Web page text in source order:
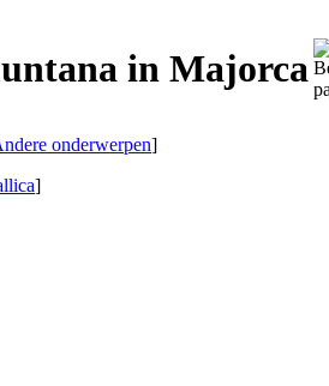
in Majorca
onderwerpen]
]